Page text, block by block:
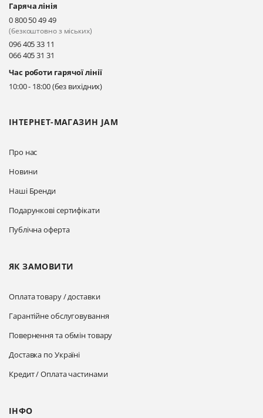
ІНТЕРНЕТ-МАГАЗИН JAM
Про нас
Новини
Наші Бренди
Подарункові сертифікати
Публічна оферта
ЯК ЗАМОВИТИ
Оплата товару / доставки
Гарантійне обслуговування
Повернення та обмін товару
Доставка по Україні
Кредит / Оплата частинами
ІНФО
Гаряча лінія
0 800 50 49 49
(безкоштовно з міських)
096 405 33 11
066 405 31 31
Час роботи гарячої лінії
10:00 - 18:00 (без вихідних)